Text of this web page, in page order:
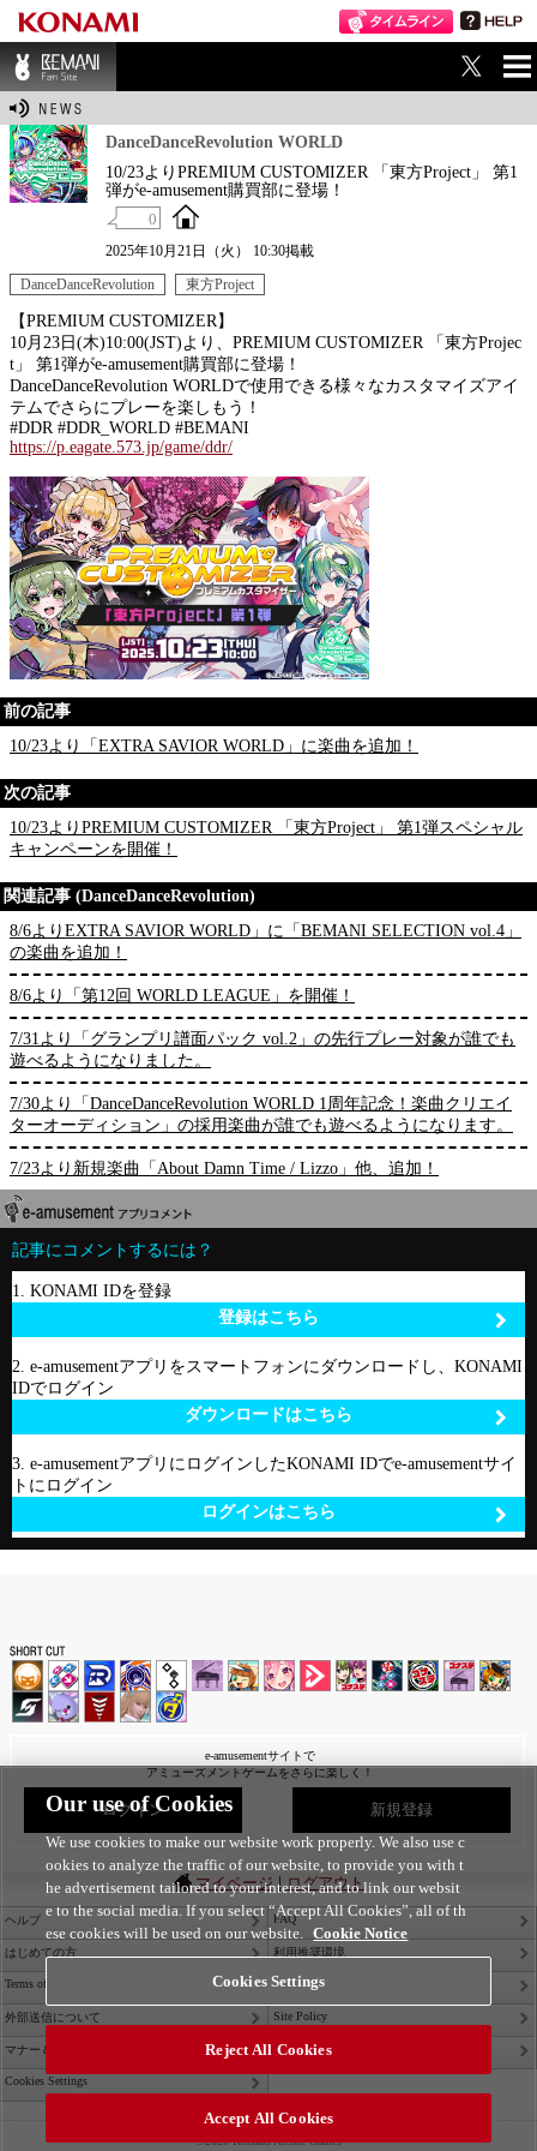
BEMANI Fan Sit
DanceDanceRevolution WORLD
10/23よりPREMIUM CUSTOMIZER 「東方Project」 第1
弾がe-amusement購買部に登場！
0
2025年10月21日（火） 10:30掲載
DanceDanceRevolution
東方Project
【PREMIUM CUSTOMIZER】
10月23日(木)10:00(JST)より、PREMIUM CUSTOMIZER 「東方Projec
t」 第1弾がe-amusement購買部に登場！
DanceDanceRevolution WORLDで使用できる様々なカスタマイズアイ
テムでさらにプレーを楽しもう！
#DDR #DDR_WORLD #BEMANI
https://p.eagate.573.jp/game/ddr/
前の記事
10/23より「EXTRA SAVIOR WORLD」に楽曲を追加！
次の記事
10/23よりPREMIUM CUSTOMIZER 「東方Project」 第1弾スペシャル
キャンペーンを開催！
関連記事 (DanceDanceRevolution)
8/6よりEXTRA SAVIOR WORLD」に「BEMANI SELECTION vol.4」
の楽曲を追加！
8/6より「第12回 WORLD LEAGUE」を開催！
7/31より「グランプリ譜面パック vol.2」の先行プレー対象が誰でも
遊べるようになりました。
7/30より「DanceDanceRevolution WORLD 1周年記念！楽曲クリエイ
ターオーディション」の採用楽曲が誰でも遊べるようになります。
7/23より新規楽曲「About Damn Time / Lizzo」他、追加！
記事にコメントするには？
1. KONAMI IDを登録
登録はこちら
2. e-amusementアプリをスマートフォンにダウンロードし、KONAMI
IDでログイン
ダウンロードはこちら
3. e-amusementアプリにログインしたKONAMI IDでe-amusementサイ
トにログイン
ログインはこちら
e-amusementサイトで
アミューズメントゲームをさらに楽しく！
ログイン 新規登録
マイページ|ログアウト
ヘルプ FAQ
はじめての方 利用推奨環境
Terms of Service Privacy Policy
外部送信について Site Policy
マナー＆ルール Contact Us
Cookies Settings
©2026 Konami Arcade Games
Our use of Cookies
We use cookies to make our website work properly. We also use c
ookies to analyze the traffic of our website, to provide you with t
he advertisement tailored to your interest, and to link our websit
e to the social media. If you select “Accept All Cookies”, all of th
ese cookies will be used on our website. Cookie Notice
Cookies Settings
Reject All Cookies
Accept All Cookies